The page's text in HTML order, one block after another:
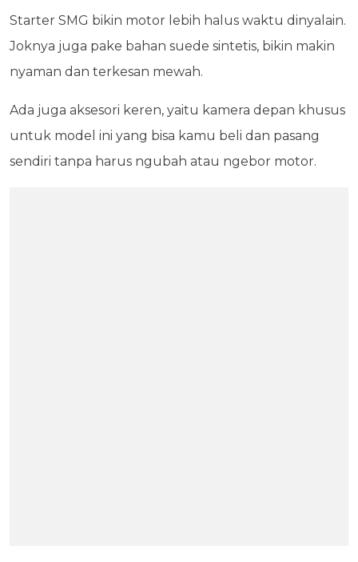
Starter SMG bikin motor lebih halus waktu dinyalain.
Joknya juga pake bahan suede sintetis, bikin makin
nyaman dan terkesan mewah.
Ada juga aksesori keren, yaitu kamera depan khusus
untuk model ini yang bisa kamu beli dan pasang
sendiri tanpa harus ngubah atau ngebor motor.